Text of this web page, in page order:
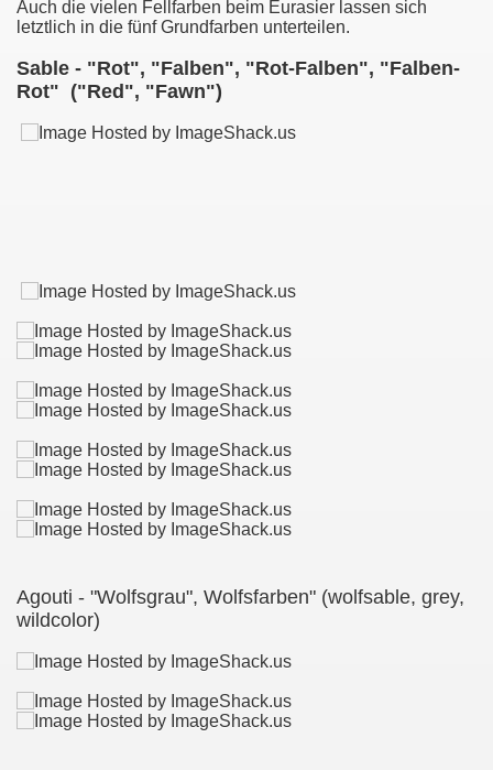
Auch die vielen Fellfarben beim Eurasier lassen sich
letztlich in die fünf Grundfarben unterteilen.
Sable - "Rot", "Falben", "Rot-Falben", "Falben-
Rot" ("Red", "Fawn")
Agouti - "Wolfsgrau", Wolfsfarben" (wolfsable, grey,
wildcolor)